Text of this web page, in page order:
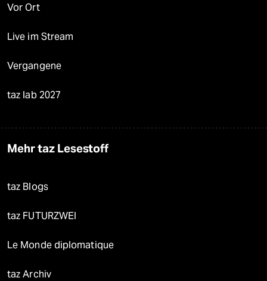
Vor Ort
Live im Stream
Vergangene
taz lab 2027
Mehr taz Lesestoff
taz Blogs
taz FUTURZWEI
Le Monde diplomatique
taz Archiv